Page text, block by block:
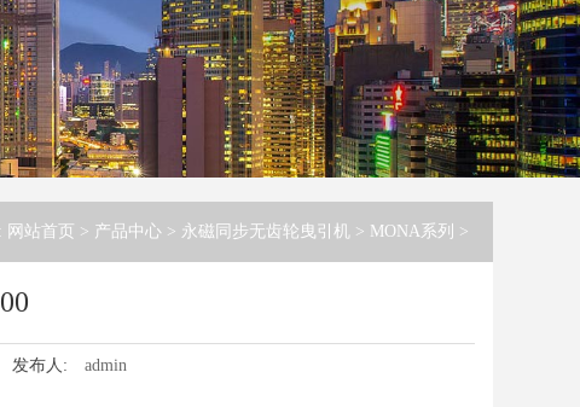
网站首页 > 产品中心 > 永磁同步无齿轮曳引机 > MONA系列 >
发布人: admin